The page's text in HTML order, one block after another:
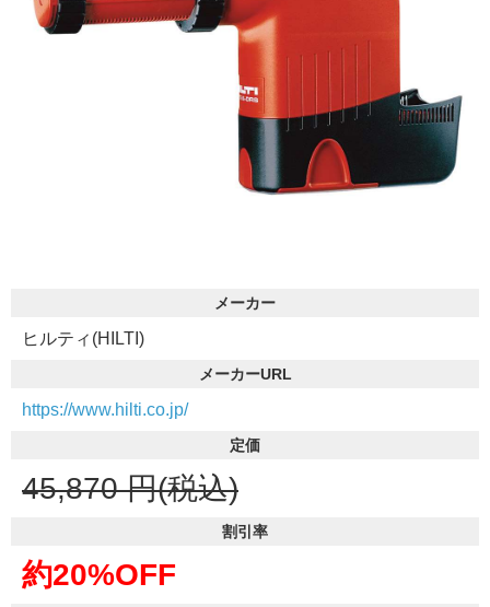
メーカー
ヒルティ(HILTI)
メーカーURL
https://www.hilti.co.jp/
定価
45,870 円(税込)
割引率
約20%OFF